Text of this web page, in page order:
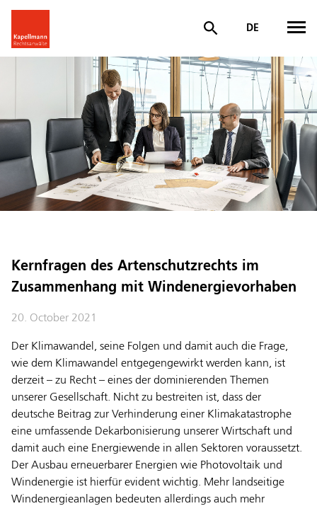
DE
Kernfragen des Artenschutzrechts im
Zusammenhang mit Windenergievorhaben
20. October 2021
Der Klimawandel, seine Folgen und damit auch die Frage,
wie dem Klimawandel entgegengewirkt werden kann, ist
derzeit – zu Recht – eines der dominierenden Themen
unserer Gesellschaft. Nicht zu bestreiten ist, dass der
deutsche Beitrag zur Verhinderung einer Klimakatastrophe
eine umfassende Dekarbonisierung unserer Wirtschaft und
damit auch eine Energiewende in allen Sektoren voraussetzt.
Der Ausbau erneuerbarer Energien wie Photovoltaik und
Windenergie ist hierfür evident wichtig. Mehr landseitige
Windenergieanlagen bedeuten allerdings auch mehr